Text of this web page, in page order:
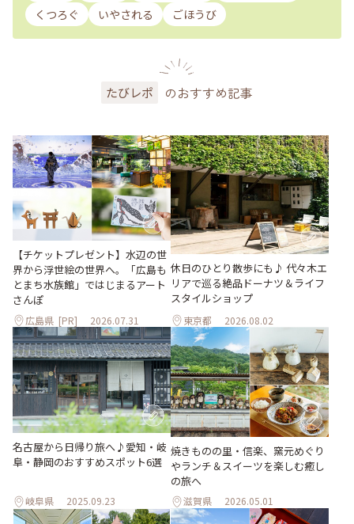
くつろぐ
いやされる ごほうび
たびレポ のおすすめ記事
【チケットプレゼント】水辺の世
界から浮世絵の世界へ。「広島も
とまち水族館」ではじまるアート
さんぽ
広島県 [PR] 2026.07.31
休日のひとり散歩にも♪ 代々木エ
リアで巡る絶品ドーナツ＆ライフ
スタイルショップ
東京都 2026.08.02
名古屋から日帰り旅へ♪愛知・岐
阜・静岡のおすすめスポット6選
岐阜県 2025.09.23
焼きものの里・信楽、窯元めぐり
やランチ＆スイーツを楽しむ癒し
の旅へ
滋賀県 2026.05.01